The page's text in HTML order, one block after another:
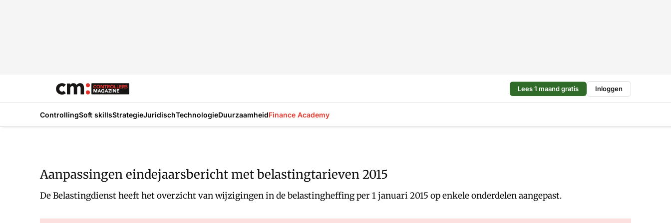
Lees 1 maand gratis Inloggen
ControllingSoft skillsStrategieJuridischTechnologieDuurzaamheidFinance Academy
Aanpassingen eindejaarsbericht met belastingtarieven 2015
De Belastingdienst heeft het overzicht van wijzigingen in de belastingheffing per 1 januari 2015 op enkele onderdelen aangepast.